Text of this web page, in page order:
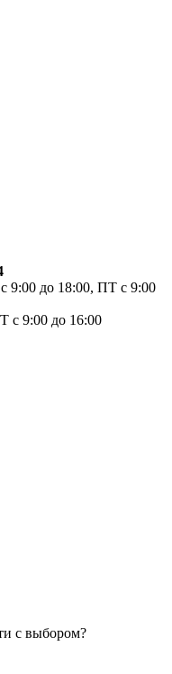
9:00 до 18:00, ПТ с 9:00
с 9:00 до 16:00
с выбором?